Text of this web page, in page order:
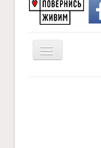
Перемикач
навігації